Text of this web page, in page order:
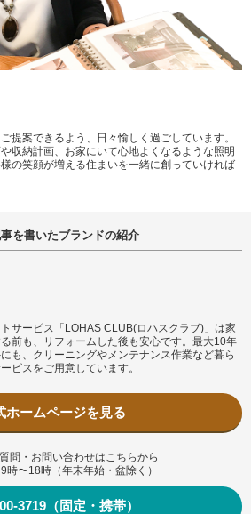
提案できるよう、日々愉しく過ごしています。
収納計画、お家にいて心地よくなるような照明
の笑顔が増える住まいを一緒に創っていければ
を書いたブランドの紹介
サービス「LOHAS CLUB(ロハスクラブ)」は家
前も、リフォームした後も安心です。最大10年
も、クリーニングやメンテナンス作業など暮ら
ビスをご用意しています。
ホームページを見る
問・お問い合わせはこちらから
時〜18時（年末年始・盆除く）
3719（固定・携帯）